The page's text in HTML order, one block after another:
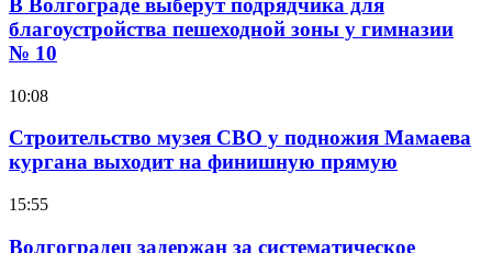
В Волгограде выберут подрядчика для
благоустройства пешеходной зоны у гимназии
№ 10
10:08
Строительство музея СВО у подножия Мамаева
кургана выходит на финишную прямую
15:55
Волгоградец задержан за систематическое